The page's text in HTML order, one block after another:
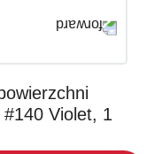
#140 Violet, 1